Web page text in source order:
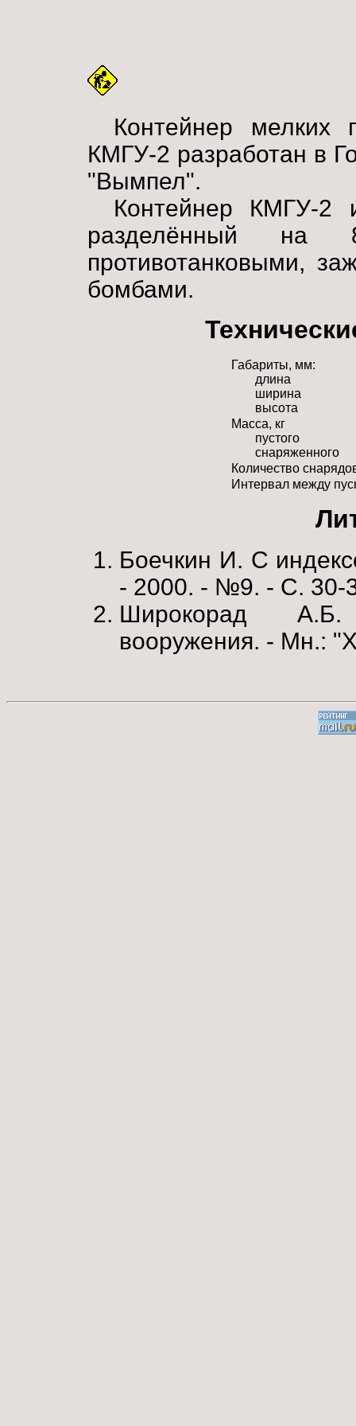
Контейнер мелких
КМГУ-2 разработан в
"Вымпел".
Контейнер КМГУ-2
разделённый на
противотанковыми,
бомбами.
Габариты, мм:
длина
ширина
высота
Масса, кг
пустого
снаряженного
Количество
Интервал между
Боечкин И. С
- 2000. - №9. - С. 30-
Широкорад А.Б.
вооружения. - Мн.: